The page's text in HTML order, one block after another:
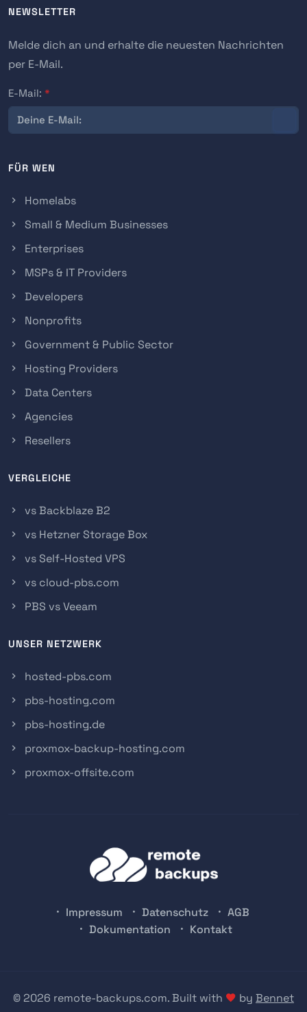
NEWSLETTER
Melde dich an und erhalte die neuesten Nachrichten
per E-Mail.
E-Mail: *
FÜR WEN
Homelabs
Small & Medium Businesses
Enterprises
MSPs & IT Providers
Developers
Nonprofits
Government & Public Sector
Hosting Providers
Data Centers
Agencies
Resellers
VERGLEICHE
vs Backblaze B2
vs Hetzner Storage Box
vs Self-Hosted VPS
vs cloud-pbs.com
PBS vs Veeam
UNSER NETZWERK
hosted-pbs.com
pbs-hosting.com
pbs-hosting.de
proxmox-backup-hosting.com
proxmox-offsite.com
Impressum Datenschutz
AGB
Dokumentation
Kontakt
© 2026 remote-backups.com. Built with by Bennet